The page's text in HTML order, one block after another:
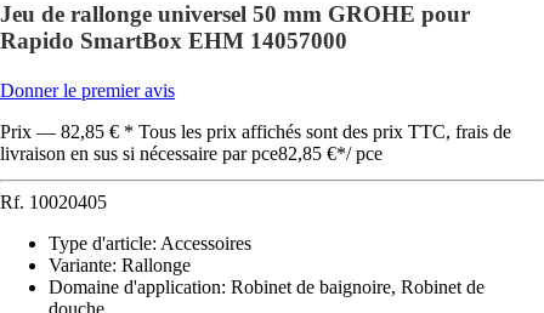
Jeu de rallonge universel 50 mm GROHE pour
Rapido SmartBox EHM 14057000
Donner le premier avis
Prix — 82,85 € * Tous les prix affichés sont des prix TTC, frais de
livraison en sus si nécessaire par pce82,85 €*/ pce
Rf. 10020405
Type d'article: Accessoires
Variante: Rallonge
Domaine d'application: Robinet de baignoire, Robinet de
douche